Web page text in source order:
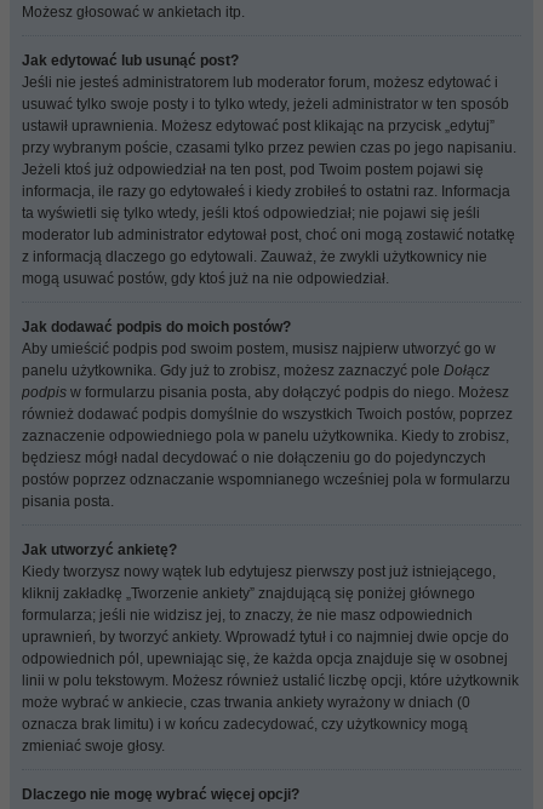
Możesz głosować w ankietach itp.
Jak edytować lub usunąć post?
Jeśli nie jesteś administratorem lub moderator forum, możesz edytować i
usuwać tylko swoje posty i to tylko wtedy, jeżeli administrator w ten sposób
ustawił uprawnienia. Możesz edytować post klikając na przycisk „edytuj”
przy wybranym poście, czasami tylko przez pewien czas po jego napisaniu.
Jeżeli ktoś już odpowiedział na ten post, pod Twoim postem pojawi się
informacja, ile razy go edytowałeś i kiedy zrobiłeś to ostatni raz. Informacja
ta wyświetli się tylko wtedy, jeśli ktoś odpowiedział; nie pojawi się jeśli
moderator lub administrator edytował post, choć oni mogą zostawić notatkę
z informacją dlaczego go edytowali. Zauważ, że zwykli użytkownicy nie
mogą usuwać postów, gdy ktoś już na nie odpowiedział.
Jak dodawać podpis do moich postów?
Aby umieścić podpis pod swoim postem, musisz najpierw utworzyć go w
panelu użytkownika. Gdy już to zrobisz, możesz zaznaczyć pole Dołącz
podpis w formularzu pisania posta, aby dołączyć podpis do niego. Możesz
również dodawać podpis domyślnie do wszystkich Twoich postów, poprzez
zaznaczenie odpowiedniego pola w panelu użytkownika. Kiedy to zrobisz,
będziesz mógł nadal decydować o nie dołączeniu go do pojedynczych
postów poprzez odznaczanie wspomnianego wcześniej pola w formularzu
pisania posta.
Jak utworzyć ankietę?
Kiedy tworzysz nowy wątek lub edytujesz pierwszy post już istniejącego,
kliknij zakładkę „Tworzenie ankiety” znajdującą się poniżej głównego
formularza; jeśli nie widzisz jej, to znaczy, że nie masz odpowiednich
uprawnień, by tworzyć ankiety. Wprowadź tytuł i co najmniej dwie opcje do
odpowiednich pól, upewniając się, że każda opcja znajduje się w osobnej
linii w polu tekstowym. Możesz również ustalić liczbę opcji, które użytkownik
może wybrać w ankiecie, czas trwania ankiety wyrażony w dniach (0
oznacza brak limitu) i w końcu zadecydować, czy użytkownicy mogą
zmieniać swoje głosy.
Dlaczego nie mogę wybrać więcej opcji?